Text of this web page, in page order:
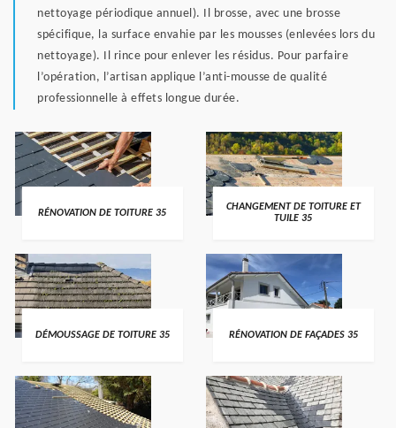
nettoyage périodique annuel). Il brosse, avec une brosse
spécifique, la surface envahie par les mousses (enlevées lors du
nettoyage). Il rince pour enlever les résidus. Pour parfaire
l’opération, l’artisan applique l’anti-mousse de qualité
professionnelle à effets longue durée.
RÉNOVATION DE TOITURE 35
CHANGEMENT DE TOITURE ET
TUILE 35
DÉMOUSSAGE DE TOITURE 35 RÉNOVATION DE FAÇADES 35